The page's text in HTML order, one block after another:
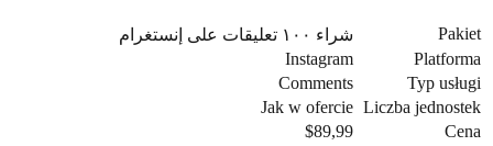
Instagram
Typ
Comments
Liczba
Jak w ofercie
$89,99